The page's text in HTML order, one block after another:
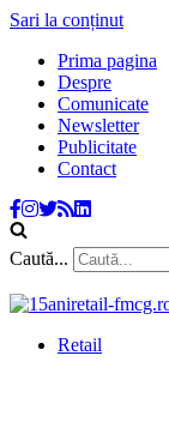
Sari la conținut
Prima pagina
Despre
Comunicate
Newsletter
Publicitate
Contact
Caută...
Retail